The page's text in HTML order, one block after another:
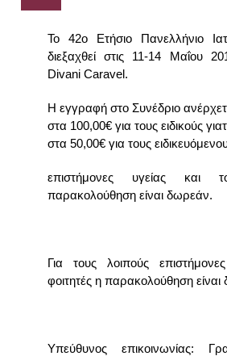
37ο ΕΤΗΣΙΟ ΠΑΝΕΛΛΗΝΙΟ ΙΑΤΡΙΚΟ
35ο ΕΤΗΣΙΟ ΠΑΝΕΛΛΗΝΙΟ ΙΑΤΡΙΚΟ
Το 42ο Ετήσιο Πανελλήνιο
διεξαχθεί στις 11-14 Μαΐου
Divani Caravel.
Η εγγραφή στο Συνέδριο
στα 100,00€ για τους ειδικούς
στα 50,00€ για τους
επιστήμονες υγείας και
παρακολούθηση είναι δωρεάν.
Για τους λοιπούς
φοιτητές η παρακολούθηση
Υπεύθυνος επικοινωνίας: